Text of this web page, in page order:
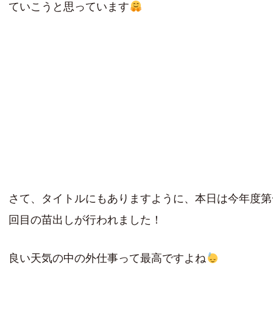
ていこうと思っています
さて、タイトルにもありますように、本日は今年度
回目の苗出しが行われました！
良い天気の中の外仕事って最高ですよね